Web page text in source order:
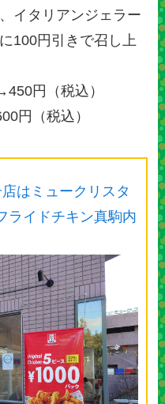
イタリアンジェラー
100円引きで召し上
円（税込）
円（税込）
はミュークリスタ
ライドチキン真駒内